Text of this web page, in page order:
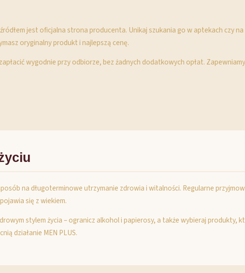
źródłem jest oficjalna strona producenta. Unikaj szukania go w aptekach czy
oryginalny produkt i najlepszą cenę.
wygodnie przy odbiorze, bez żadnych dodatkowych opłat.
na długoterminowe utrzymanie zdrowia i witalności. Regularne
się z wiekiem.
stylem życia – ogranicz alkohol i papierosy, a także wybieraj produkty,
działanie MEN PLUS.